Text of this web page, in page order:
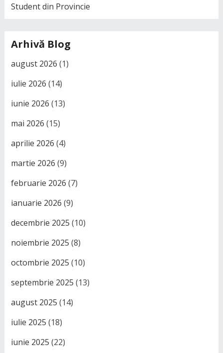
Student din Provincie
Arhivă Blog
august 2026 (1)
iulie 2026 (14)
iunie 2026 (13)
mai 2026 (15)
aprilie 2026 (4)
martie 2026 (9)
februarie 2026 (7)
ianuarie 2026 (9)
decembrie 2025 (10)
noiembrie 2025 (8)
octombrie 2025 (10)
septembrie 2025 (13)
august 2025 (14)
iulie 2025 (18)
iunie 2025 (22)